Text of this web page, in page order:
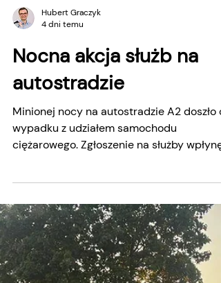
Nocna akcja służb na
autostradzie
Minionej nocy na autostradzie A2 doszło